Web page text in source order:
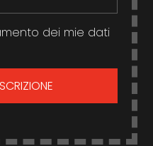
dei mie dati